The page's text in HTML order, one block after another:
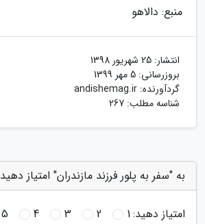
منبع: دالاهو
انتشار: 25 شهریور 1398
بروزرسانی: 5 مهر 1399
گردآورنده: andishemag.ir
شناسه مطلب: 267
به "سفر به پلور فرزند مازندران" امتیاز دهید
امتیاز دهید:1
2
3
4
5